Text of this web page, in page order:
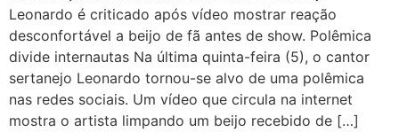
Leonardo é criticado após vídeo mostrar reação
desconfortável a beijo de fã antes de show. Polêmica
divide internautas Na última quinta-feira (5), o cantor
sertanejo Leonardo tornou-se alvo de uma polêmica
nas redes sociais. Um vídeo que circula na internet
mostra o artista limpando um beijo recebido de […]